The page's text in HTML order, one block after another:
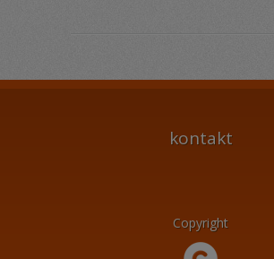
kontakt
Copyright